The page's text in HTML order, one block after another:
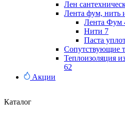
Лен
Лента фум, нить
Лента Фум
Нити 7
Паста
Сопутствующие
Теплоизоляция
62
Акции
Каталог